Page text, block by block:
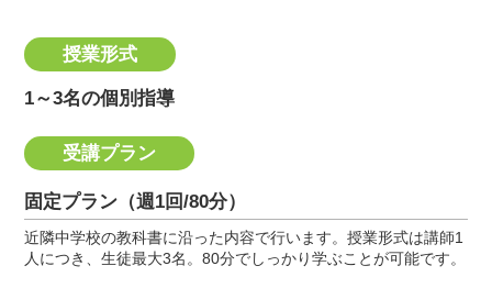
授業形式
1～3名の個別指導
受講プラン
固定プラン（週1回/80分）
近隣中学校の教科書に沿った内容で行います。授業形式は講師1
人につき、生徒最大3名。80分でしっかり学ぶことが可能です。